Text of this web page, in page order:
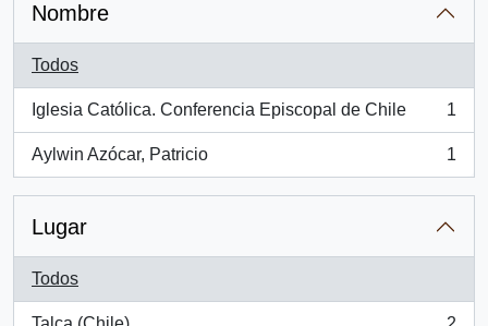
Nombre
Todos
Iglesia Católica. Conferencia Episcopal de Chile
, 1 resultados
1
Aylwin Azócar, Patricio
, 1 resultados
1
Lugar
Todos